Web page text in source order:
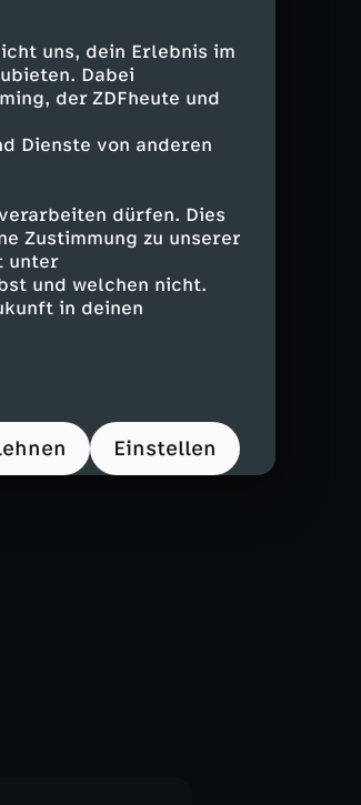
uns, dein Erlebnis im
Dabei
der ZDFheute und
Dienste von anderen
dürfen. Dies
Zustimmung zu unserer
unter
und welchen nicht.
in deinen
Einstellen